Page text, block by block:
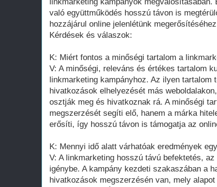
való együttműködés hosszú távon is
hozzájárul online jelenlétünk
Kérdések és válaszok:
K: Miért fontos a minőségi tartalom a
V: A minőségi, releváns és értékes tartalom
linkmarketing kampányhoz. Az ilyen tartalom
hivatkozások elhelyezését más
osztják meg és hivatkoznak rá. A minőségi
megszerzését segíti elő, hanem a márka
erősíti, így hosszú távon is támogatja az
K: Mennyi idő alatt várhatóak eredmények
V: A linkmarketing hosszú távú befektetés,
igénybe. A kampány kezdeti szakaszában a
hivatkozások megszerzésén van, mely